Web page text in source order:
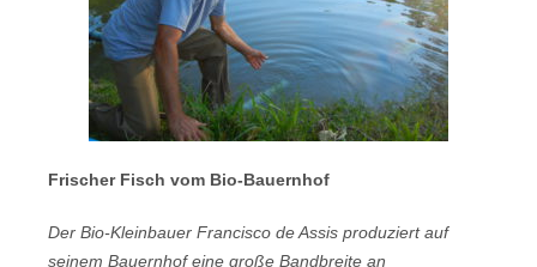
Frischer Fisch vom Bio-Bauernhof
Der Bio-Kleinbauer Francisco de Assis produziert auf
seinem Bauernhof eine große Bandbreite an